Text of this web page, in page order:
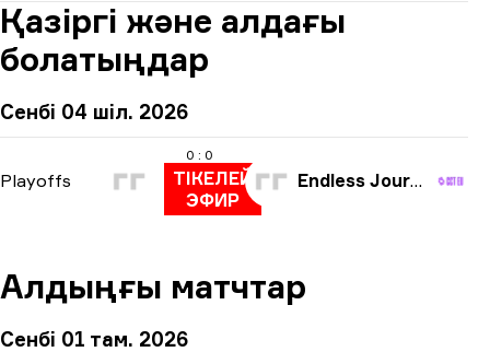
Қазіргі және алдағы
болатыңдар
Сенбі 04 шіл. 2026
Playoffs
0 : 0
ТІКЕЛЕЙ
ЭФИР
Endless Journey
Алдыңғы матчтар
Сенбі 01 там. 2026